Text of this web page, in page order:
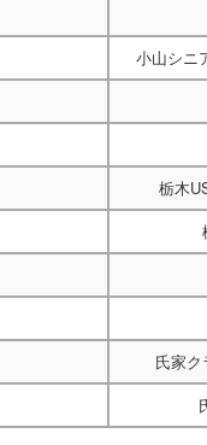
小山シ
栃木
氏家ク